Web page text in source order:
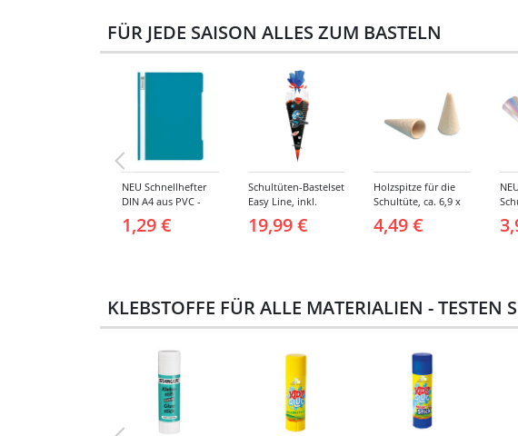
FÜR JEDE SAISON ALLES ZUM BASTELN
NEU Schnellhefter
DIN A4 aus PVC -
Verschiedene
Farben
1,29 €
Schultüten-Bastelset
Easy Line, inkl.
Zubehör &
Anleitung, 68 cm,
19,99 €
Holzspitze für die
Schultüte, ca. 6,9 x
3,8 cm, 2er Pack
4,49 €
mit
6-
KLEBSTOFFE FÜR ALLE MATERIALIEN - TESTEN